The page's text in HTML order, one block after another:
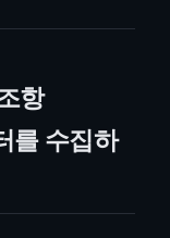
항
를 수집하